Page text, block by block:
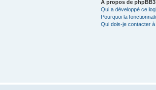
À propos de phpBB3
Qui a développé ce
Pourquoi la
Qui dois-je contacter à